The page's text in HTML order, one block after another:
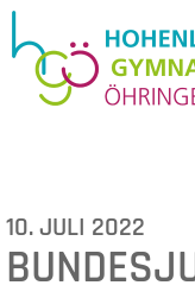
10. JULI 2022